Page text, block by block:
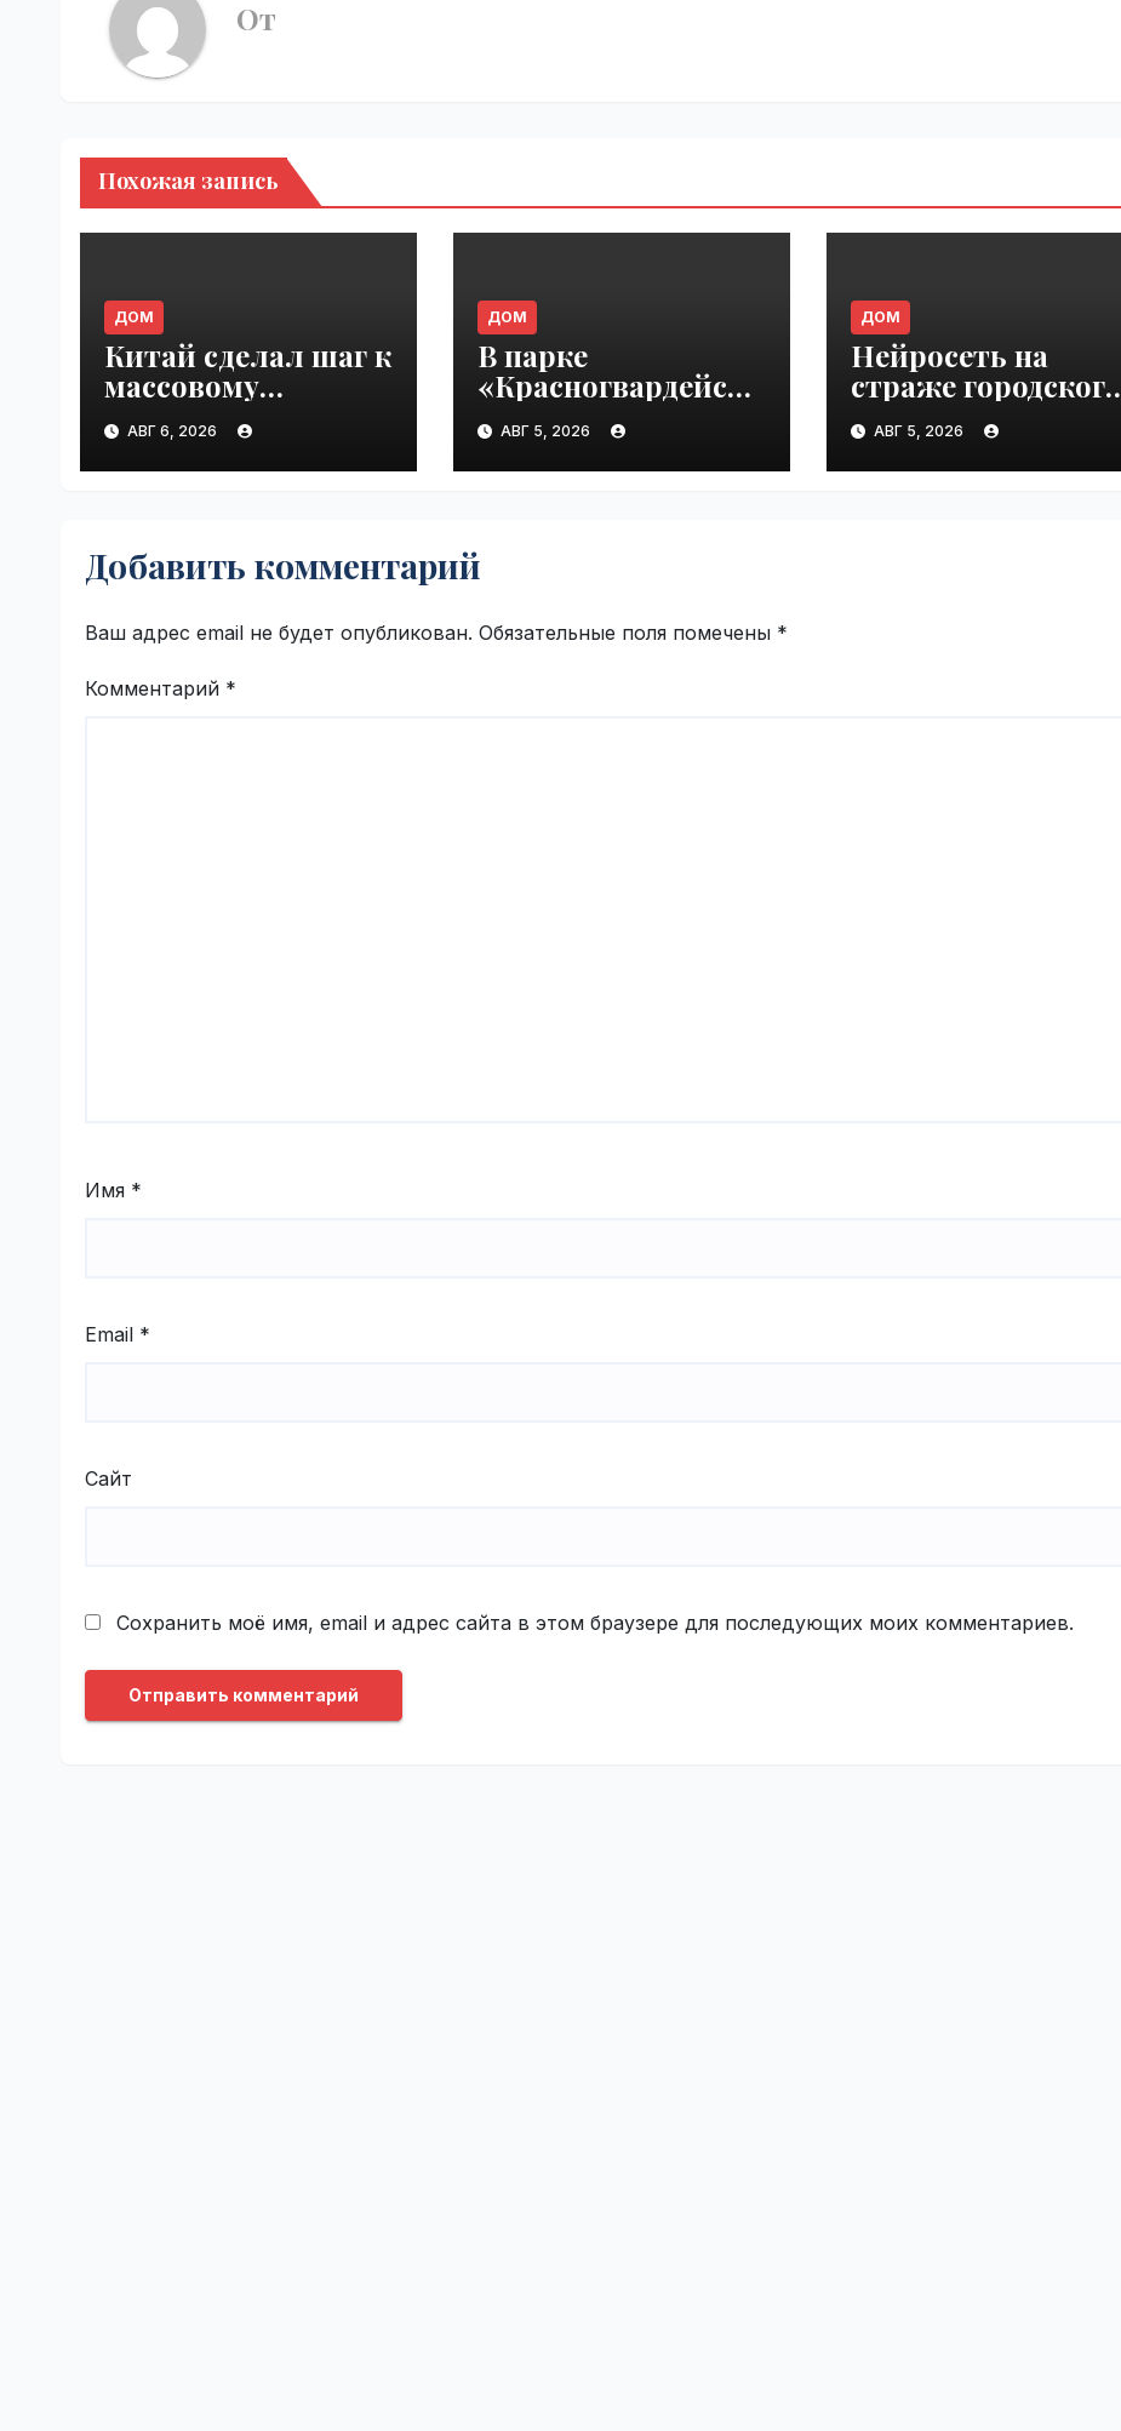
От
Похожая запись
ДОМ
Китай сделал шаг к
массовому
будущему
воздушного
транспорта |
АВГ 6, 2026
ДОМ
В парке
«Красногвардейски
е пруды» можно
будет найти
настоящего друга |
АВГ 5, 2026
ДОМ
Нейросеть на
страже городского
порядка |
VseTime.ru
АВГ 5, 2026
Добавить комментарий
Ваш адрес email не будет опубликован. Обязательные поля помечены *
Комментарий *
Имя *
Email *
Сайт
Сохранить моё имя, email и адрес сайта в этом браузере для последующих моих комментариев.